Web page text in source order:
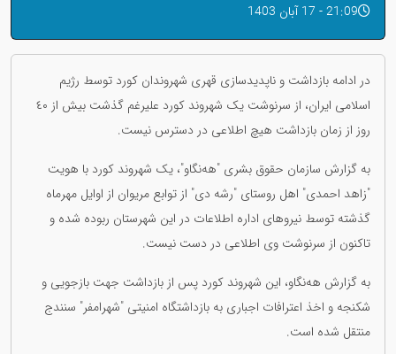
21:09 - 17 آبان 1403
در ادامه بازداشت و ناپدیدسازی قهری شهروندان کورد توسط رژیم
اسلامی ایران، از سرنوشت یک شهروند کورد علیرغم گذشت بیش از ٤٠
روز از زمان بازداشت هیچ اطلاعی در دسترس نیست.
به گزارش سازمان حقوق بشری "هه‌نگاو"، یک شهروند کورد با هویت
"زاهد احمدی" اهل روستای "رشه دی" از توابع مریوان از اوایل مهرماه
گذشته توسط نیروهای اداره اطلاعات در این شهرستان ربوده شده و
تاکنون از سرنوشت وی اطلاعی در دست نیست.
به گزارش هه‌نگاو، این شهروند کورد پس از بازداشت جهت بازجویی و
شکنجه و اخذ اعترافات اجباری به بازداشتگاه امنیتی "شهرامفر" سنندج
منتقل شده است.